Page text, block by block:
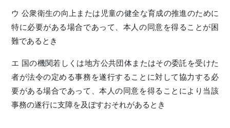
ウ 公衆衛生の向上または児童の健全な育成の推進のために
特に必要がある場合であって、本人の同意を得ることが困
難であるとき
エ 国の機関若しくは地方公共団体またはその委託を受けた
者が法令の定める事務を遂行することに対して協力する必
要がある場合であって、本人の同意を得ることにより当該
事務の遂行に支障を及ぼすおそれがあるとき